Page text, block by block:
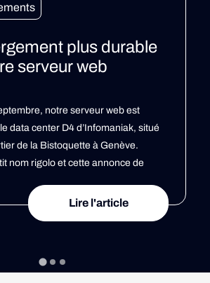
plus durable
serveur web
notre serveur web est
data center D4 d’Infomaniak, situé
de la Bistoquette à Genève.
nom rigolo et cette annonce de
changement technique : D4 est
les plus […]
Lire l'article